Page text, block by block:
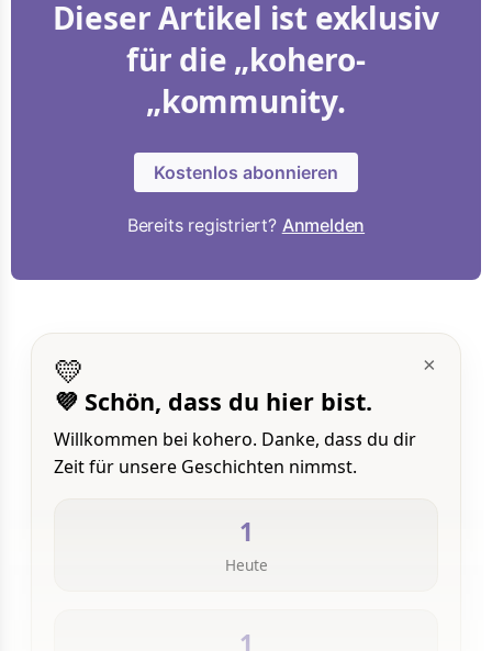
Dieser Artikel ist exklusiv
für die „kohero-
„kommunity.
Kostenlos abonnieren
Bereits registriert? Anmelden
×
💛
💜 Schön, dass du hier bist.
Willkommen bei kohero. Danke, dass du dir
Zeit für unsere Geschichten nimmst.
1
Heute
1